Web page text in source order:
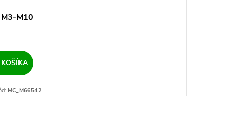
M10
MC_M66542